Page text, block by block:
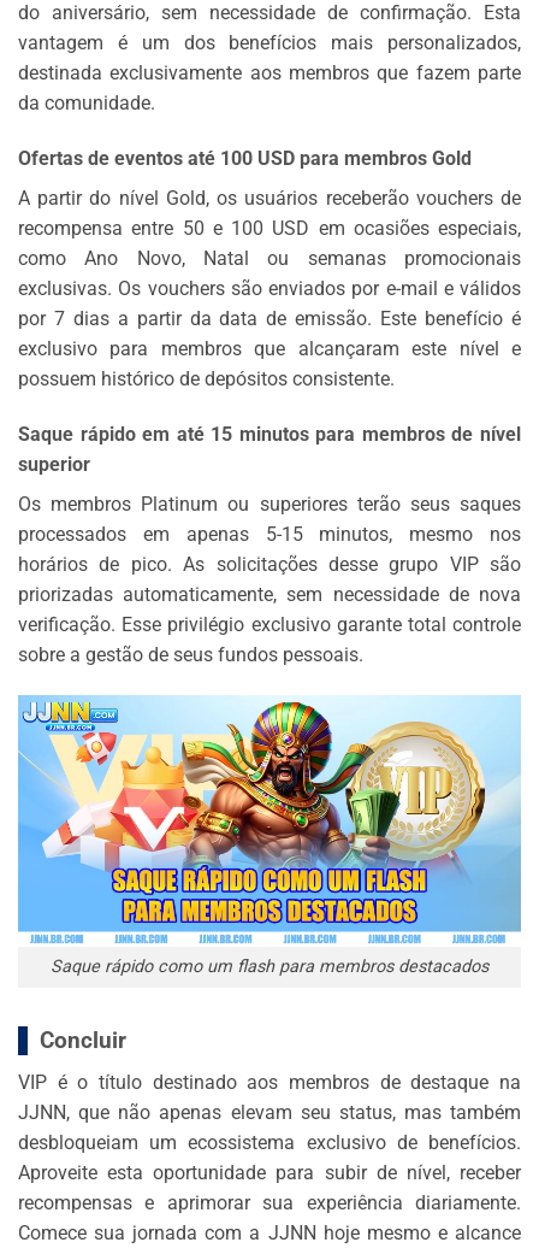
do aniversário, sem necessidade de confirmação. Esta
vantagem é um dos benefícios mais personalizados,
destinada exclusivamente aos membros que fazem parte
da comunidade.
Ofertas de eventos até 100 USD para membros Gold
A partir do nível Gold, os usuários receberão vouchers de
recompensa entre 50 e 100 USD em ocasiões especiais,
como Ano Novo, Natal ou semanas promocionais
exclusivas. Os vouchers são enviados por e-mail e válidos
por 7 dias a partir da data de emissão. Este benefício é
exclusivo para membros que alcançaram este nível e
possuem histórico de depósitos consistente.
Saque rápido em até 15 minutos para membros de nível
superior
Os membros Platinum ou superiores terão seus saques
processados em apenas 5-15 minutos, mesmo nos
horários de pico. As solicitações desse grupo VIP são
priorizadas automaticamente, sem necessidade de nova
verificação. Esse privilégio exclusivo garante total controle
sobre a gestão de seus fundos pessoais.
Saque rápido como um flash para membros destacados
Concluir
VIP é o título destinado aos membros de destaque na
JJNN, que não apenas elevam seu status, mas também
desbloqueiam um ecossistema exclusivo de benefícios.
Aproveite esta oportunidade para subir de nível, receber
recompensas e aprimorar sua experiência diariamente.
Comece sua jornada com a JJNN hoje mesmo e alcance